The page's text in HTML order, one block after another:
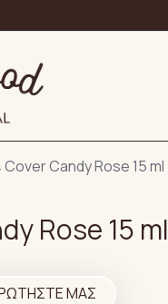
Cover Candy Rose 15 ml
Rose 15 ml
ΜΑΣ